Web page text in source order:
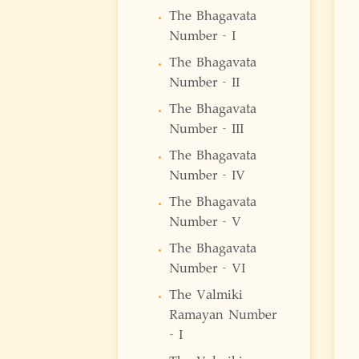
The Bhagavata
Number - I
The Bhagavata
Number - II
The Bhagavata
Number - III
The Bhagavata
Number - IV
The Bhagavata
Number - V
The Bhagavata
Number - VI
The Valmiki
Ramayan Number
- I